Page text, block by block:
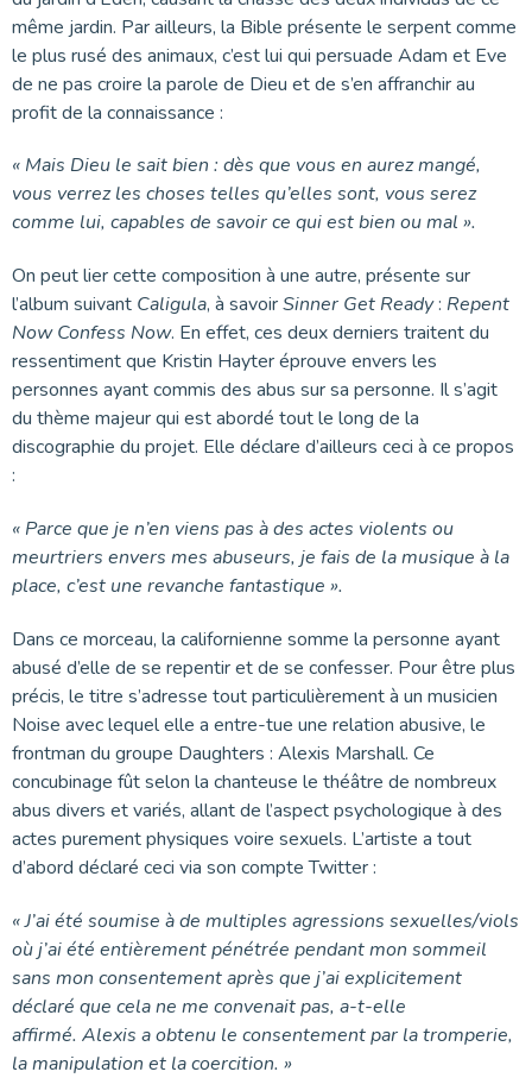
même jardin. Par ailleurs, la Bible présente le serpent comme
le plus rusé des animaux, c’est lui qui persuade Adam et Eve
de ne pas croire la parole de Dieu et de s’en affranchir au
profit de la connaissance :
« Mais Dieu le sait bien : dès que vous en aurez mangé,
vous verrez les choses telles qu’elles sont, vous serez
comme lui, capables de savoir ce qui est bien ou mal ».
On peut lier cette composition à une autre, présente sur
l’album suivant Caligula, à savoirSinner Get Ready: Repent
Now Confess Now. En effet, ces deux derniers traitent du
ressentiment que Kristin Hayter éprouve envers les
personnes ayant commis des abus sur sa personne. Il s’agit
du thème majeur qui est abordé tout le long de la
discographie du projet. Elle déclare d’ailleurs ceci à ce propos
:
« Parce que je n’en viens pas à des actes violents ou
meurtriers envers mes abuseurs, je fais de la musique à la
place, c’est une revanche fantastique ».
Dans ce morceau, la californienne somme la personne ayant
abusé d’elle de se repentir et de se confesser. Pour être plus
précis, le titre s’adresse tout particulièrement à un musicien
Noise avec lequel elle a entre-tue une relation abusive, le
frontman du groupe Daughters : Alexis Marshall. Ce
concubinage fût selon la chanteuse le théâtre de nombreux
abus divers et variés, allant de l’aspect psychologique à des
actes purement physiques voire sexuels. L’artiste a tout
d’abord déclaré ceci via son compte Twitter :
« J’ai été soumise à de multiples agressions sexuelles/viols
où j’ai été entièrement pénétrée pendant mon sommeil
sans mon consentement après que j’ai explicitement
déclaré que cela ne me convenait pas, a-t-elle
affirmé. Alexis a obtenu le consentement par la tromperie,
la manipulation et la coercition. »